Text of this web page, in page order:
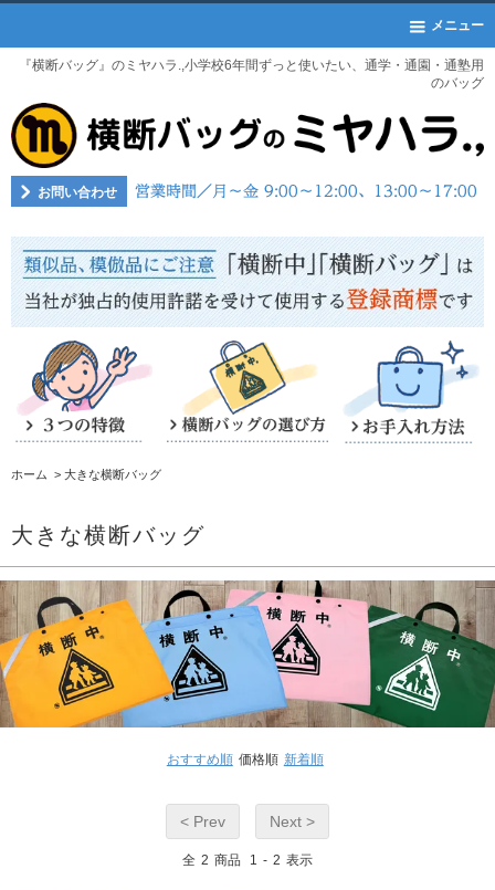
メニュー
『横断バッグ』のミヤハラ.,小学校6年間ずっと使いたい、通学・通園・通塾用
のバッグ
お問い合わせ
ホーム > 大きな横断バッグ
大きな横断バッグ
おすすめ順 価格順 新着順
< Prev Next >
全 2 商品 1 - 2 表示